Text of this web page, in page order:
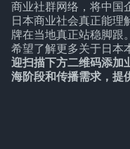
商业社群网络，将中国
日本商业社会真正能理
牌在当地真正站稳脚跟
希望了解更多关于日本
迎扫描下方二维码添加
海阶段和传播需求，提